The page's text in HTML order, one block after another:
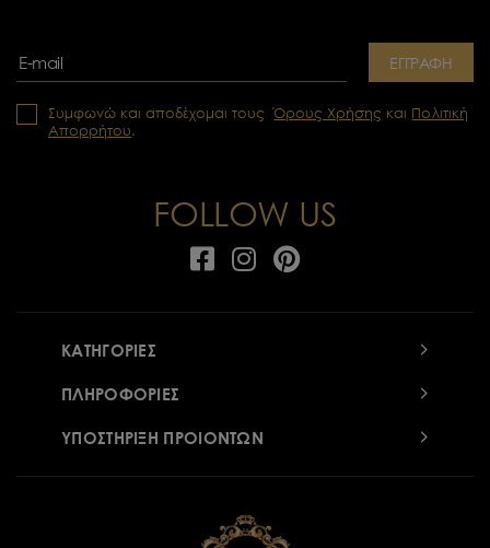
ΕΓΓΡΑΦΗ
Συμφωνώ και αποδέχομαι τουςΌρους Χρήσης και Πολιτική
Απορρήτου.
FOLLOW US
ΚΑΤΗΓΟΡΙΕΣ
ΠΛΗΡΟΦΟΡΙΕΣ
ΥΠΟΣΤΗΡΙΞΗ ΠΡΟΙΟΝΤΩΝ